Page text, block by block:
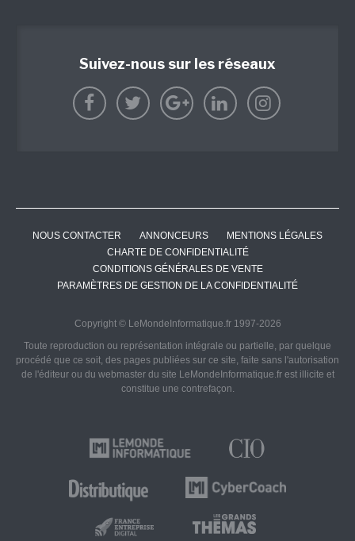
Suivez-nous sur les réseaux
NOUS CONTACTER ANNONCEURS
MENTIONS LÉGALES
CHARTE DE CONFIDENTIALITÉ
CONDITIONS GÉNÉRALES DE VENTE
PARAMÈTRES DE GESTION DE LA CONFIDENTIALITÉ
Copyright © LeMondeInformatique.fr 1997-2026
Toute reproduction ou représentation intégrale ou partielle, par quelque
procédé que ce soit, des pages publiées sur ce site, faite sans l'autorisation
de l'éditeur ou du webmaster du site LeMondeInformatique.fr est illicite et
constitue une contrefaçon.